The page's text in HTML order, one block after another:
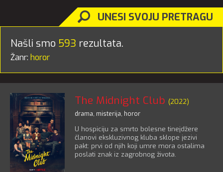
UNESI SVOJU PRETRAGU
Našli smo 593 rezultata.
Žanr: horor
The Midnight Club (2022)
drama, misterija, horor
U hospiciju za smrto bolesne tinejdžere
članovi ekskluzivnog kluba sklope jezivi
pakt: prvi od njih koji umre mora ostalima
poslati znak iz zagrobnog života.